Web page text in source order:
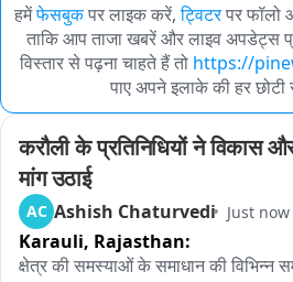
हमेंफेसबुकपर लाइक करें, ट्विटरपर फॉलो
ताकि आप ताजा खबरें और लाइव अपडेट्स
विस्तार से पढ़ना चाहते हैं तो https://
पाए अपने इलाके की हर छोटी
करौली के प्रतिनिधियों ने विकास
मांग उठाई
AC Ashish Chaturvedi Just now
Karauli, Rajasthan:
क्षेत्र की समस्याओं के समाधान की विभिन्न